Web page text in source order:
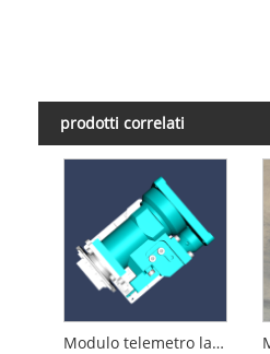
prodotti correlati
Modulo telemetro laser da 8 km